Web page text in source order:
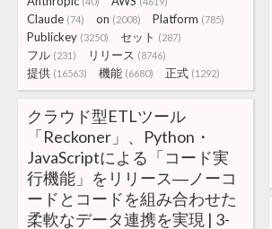
Claude (74) on (2008) Platform (785)
Publickey (3250) セット (287)
フル (231) リリース (8746)
提供 (16563) 機能 (6680) 正式 (1292)
クラウド型ETLツール
「Reckoner」、Python・
JavaScriptによる「コード実
行機能」をリリース―ノーコ
ードとコードを組み合わせた
柔軟なデータ連携を実現 | 3-